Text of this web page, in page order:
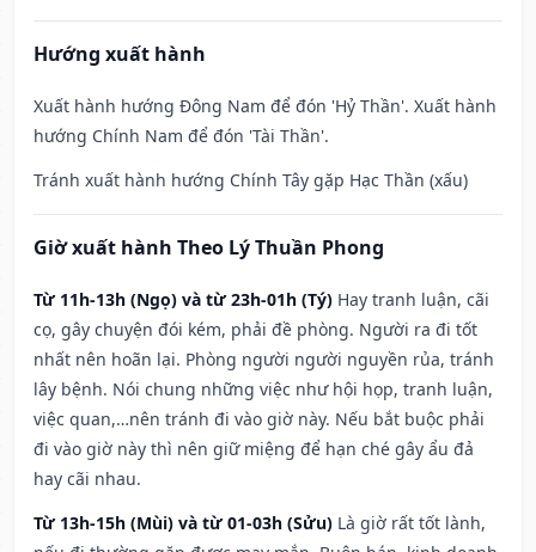
Hướng xuất hành
Xuất hành hướng Đông Nam để đón 'Hỷ Thần'. Xuất hành
hướng Chính Nam để đón 'Tài Thần'.
Tránh xuất hành hướng Chính Tây gặp Hạc Thần (xấu)
Giờ xuất hành Theo Lý Thuần Phong
Từ 11h-13h (Ngọ) và từ 23h-01h (Tý) Hay tranh luận, cãi
cọ, gây chuyện đói kém, phải đề phòng. Người ra đi tốt
nhất nên hoãn lại. Phòng người người nguyền rủa, tránh
lây bệnh. Nói chung những việc như hội họp, tranh luận,
việc quan,…nên tránh đi vào giờ này. Nếu bắt buộc phải
đi vào giờ này thì nên giữ miệng để hạn ché gây ẩu đả
hay cãi nhau.
Từ 13h-15h (Mùi) và từ 01-03h (Sửu) Là giờ rất tốt lành,